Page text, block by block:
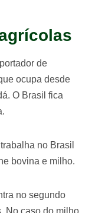
de
ocupa desde
O Brasil fica
no Brasil
bovina e milho.
no segundo
No caso do milho,